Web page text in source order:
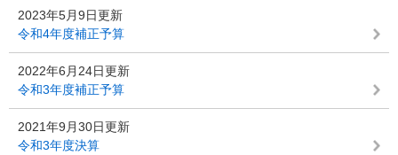
2023年5月9日更新
令和4年度補正予算
2022年6月24日更新
令和3年度補正予算
2021年9月30日更新
令和3年度決算